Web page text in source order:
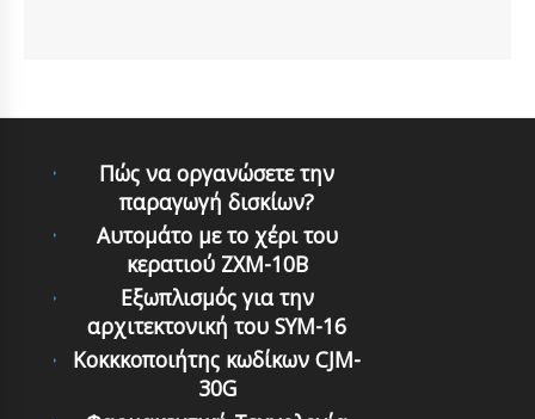
Πώς να οργανώσετε την
παραγωγή δισκίων?
Αυτομάτο με το χέρι του
κερατιού ZXM-10B
Εξωπλισμός για την
αρχιτεκτονική του SYM-16
Κοκκκοποιήτης κωδίκων CJM-
30G